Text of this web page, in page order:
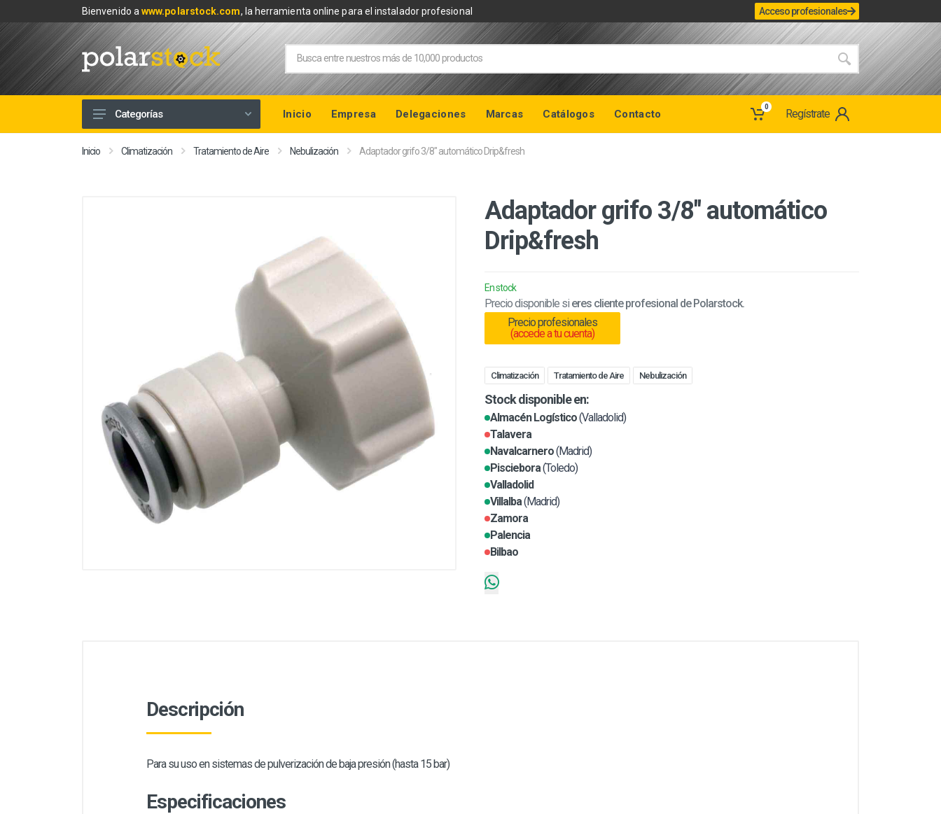
Bienvenido awww.polarstock.com, la herramienta online para el instalador profesional Acceso profesionales
Calefacción
Categorías Inicio Empresa Delegaciones Marcas Catálogos Contacto
0
Regístrate
Inicio Climatización Tratamiento de Aire Nebulización Adaptador grifo 3/8" automático Drip&fresh
Adaptador grifo 3/8" automático
Drip&fresh
En stock
Precio disponible si eres cliente profesional de Polarstock.
Precio profesionales
(accede a tu cuenta)
Climatización Tratamiento de Aire Nebulización
Stock disponible en:
Almacén Logístico(Valladolid)
Talavera
Navalcarnero(Madrid)
Pisciebora(Toledo)
Valladolid
Villalba(Madrid)
Zamora
Palencia
Bilbao
Descripción
Para su uso en sistemas de pulverización de baja presión (hasta 15 bar)
Especificaciones